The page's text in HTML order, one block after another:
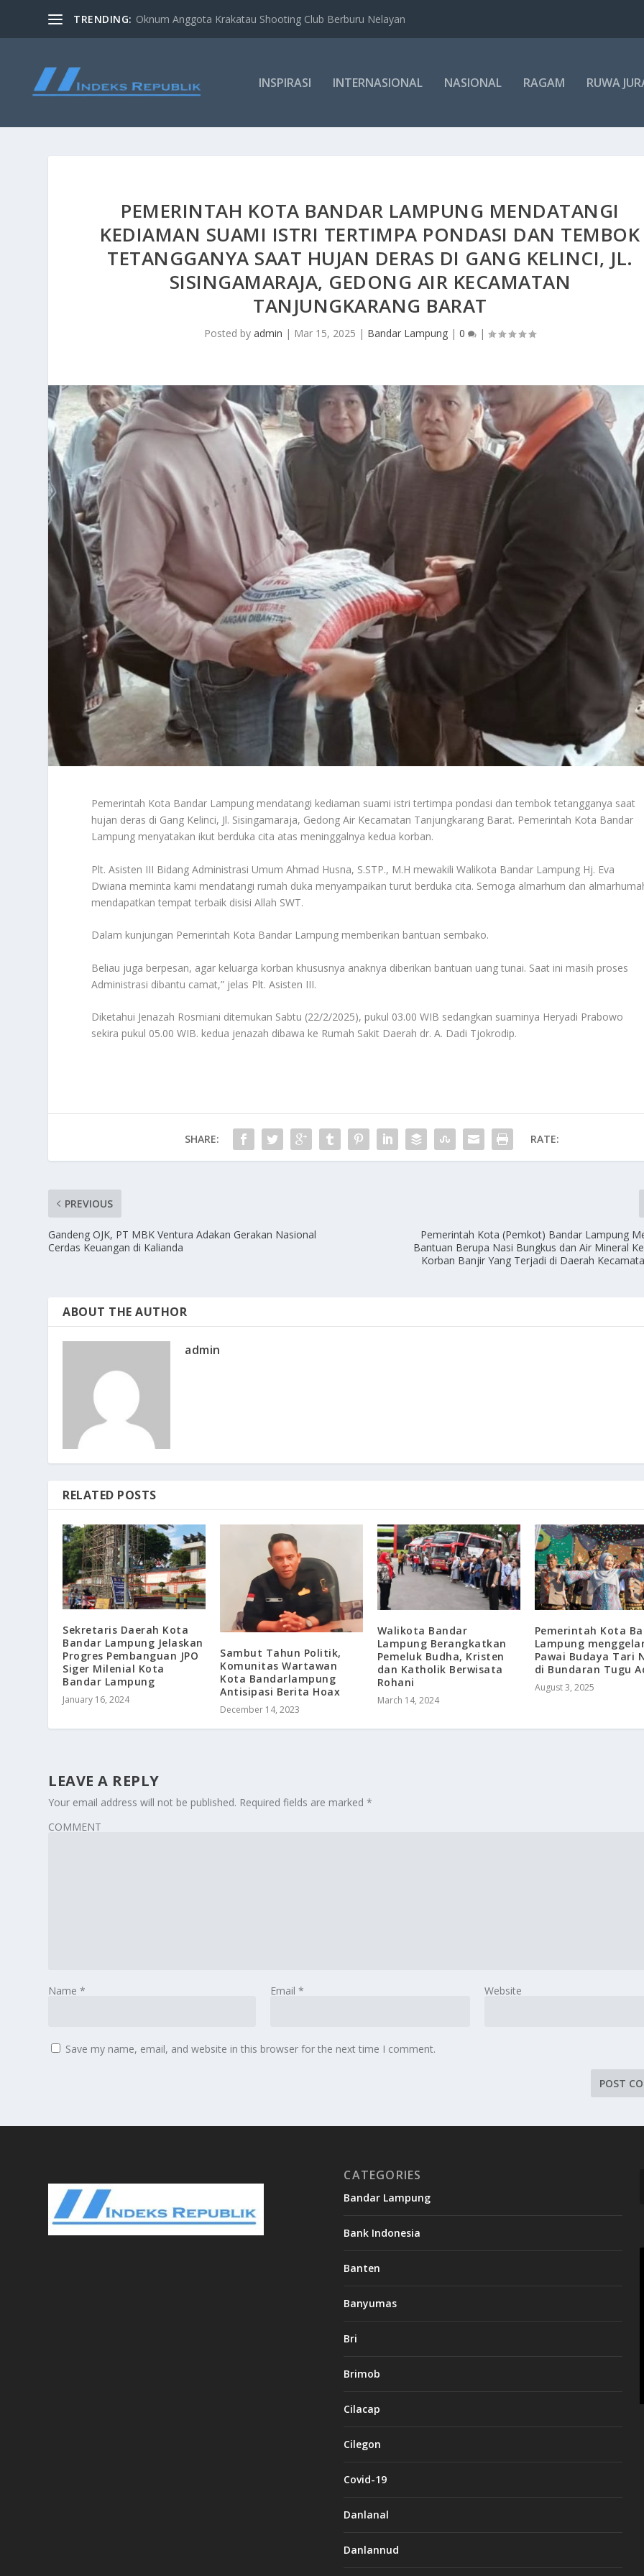
TRENDING: Oknum Anggota Krakatau Shooting Club Berburu Nelayan
INSPIRASI INTERNASIONAL NASIONAL RAGAM RUWA
PEMERINTAH KOTA BANDAR LAMPUNG MENDATANGI
KEDIAMAN SUAMI ISTRI TERTIMPA PONDASI DAN TEMBOK
TETANGGANYA SAAT HUJAN DERAS DI GANG KELINCI, JL.
SISINGAMARAJA, GEDONG AIR KECAMATAN
TANJUNGKARANG BARAT
Posted byadmin | Mar 15, 2025 | Bandar Lampung |0 |
Pemerintah Kota Bandar Lampung mendatangi kediaman suami istri tertimpa pondasi dan tembok tetangganya saat
hujan deras di Gang Kelinci, Jl. Sisingamaraja, Gedong Air Kecamatan Tanjungkarang Barat. Pemerintah Kota Bandar
Lampung menyatakan ikut berduka cita atas meninggalnya kedua korban.
Plt. Asisten III Bidang Administrasi Umum Ahmad Husna, S.STP., M.H mewakili Walikota Bandar Lampung Hj. Eva
Dwiana meminta kami mendatangi rumah duka menyampaikan turut berduka cita. Semoga almarhum dan
mendapatkan tempat terbaik disisi Allah SWT.
Dalam kunjungan Pemerintah Kota Bandar Lampung memberikan bantuan sembako.
Beliau juga berpesan, agar keluarga korban khususnya anaknya diberikan bantuan uang tunai. Saat ini masih proses
Administrasi dibantu camat,” jelas Plt. Asisten III.
Diketahui Jenazah Rosmiani ditemukan Sabtu (22/2/2025), pukul 03.00 WIB sedangkan suaminya Heryadi Prabowo
sekira pukul 05.00 WIB. kedua jenazah dibawa ke Rumah Sakit Daerah dr. A. Dadi Tjokrodip.
SHARE: RATE:
PREVIOUS
Gandeng OJK, PT MBK Ventura Adakan Gerakan Nasional
Cerdas Keuangan di Kalianda
Pemerintah Kota (Pemkot) Bandar Lampung
Bantuan Berupa Nasi Bungkus dan Air Mineral
Korban Banjir Yang Terjadi di Daerah
ABOUT THE AUTHOR
admin
RELATED POSTS
Sekretaris Daerah Kota
Bandar Lampung Jelaskan
Progres Pembanguan JPO
Siger Milenial Kota
Bandar Lampung
January 16, 2024
Sambut Tahun Politik,
Komunitas Wartawan
Kota Bandarlampung
Antisipasi Berita Hoax
December 14, 2023
Walikota Bandar
Lampung Berangkatkan
Pemeluk Budha, Kristen
dan Katholik Berwisata
Rohani
March 14, 2024
Pemerintah Kota
Lampung
Pawai Budaya Tari
di Bundaran Tugu
August 3, 2025
LEAVE A REPLY
Your email address will not be published. Required fields are marked*
COMMENT
Name* Email * Website
Save my name, email, and website in this browser for the next time I comment.
CATEGORIES
Bandar Lampung
Bank Indonesia
Banten
Banyumas
Bri
Brimob
Cilacap
Cilegon
Covid-19
Danlanal
Danlannud